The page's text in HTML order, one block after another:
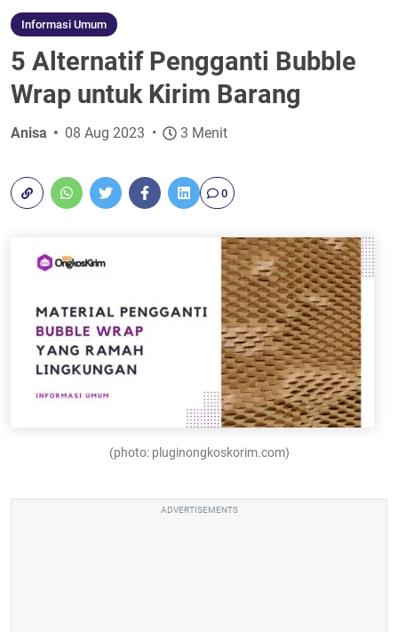
Informasi Umum
5 Alternatif Pengganti Bubble
Wrap untuk Kirim Barang
Anisa 08 Aug 2023 3 Menit
0
(photo: pluginongkoskorim.com)
ADVERTISEMENTS